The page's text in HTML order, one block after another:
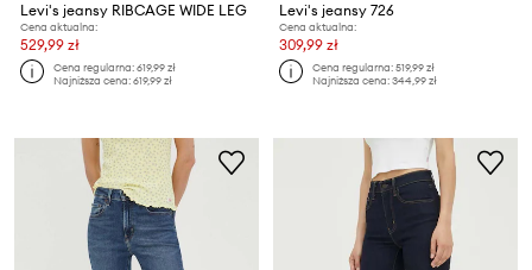
Levi's jeansy RIBCAGE WIDE LEG
Cena aktualna:
529,99 zł
Cena regularna:619,99 zł
Najniższa cena:619,99 zł
Levi's jeansy 726
Cena aktualna:
309,99 zł
Cena regularna:519,99 zł
Najniższa cena:344,99 zł